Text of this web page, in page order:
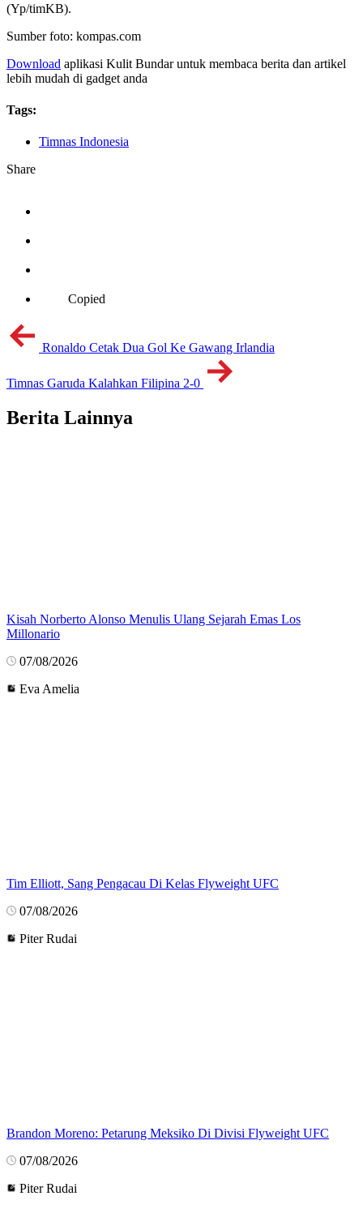
(Yp/timKB).
Sumber foto: kompas.com
Download aplikasi Kulit Bundar untuk membaca berita dan artikel
lebih mudah di gadget anda
Tags:
Timnas Indonesia
Share
Copied
Ronaldo Cetak Dua Gol Ke Gawang Irlandia
Timnas Garuda Kalahkan Filipina 2-0
Berita Lainnya
Kisah Norberto Alonso Menulis Ulang Sejarah Emas Los
Millonario
07/08/2026
Eva Amelia
Tim Elliott, Sang Pengacau Di Kelas Flyweight UFC
07/08/2026
Piter Rudai
Brandon Moreno: Petarung Meksiko Di Divisi Flyweight UFC
07/08/2026
Piter Rudai